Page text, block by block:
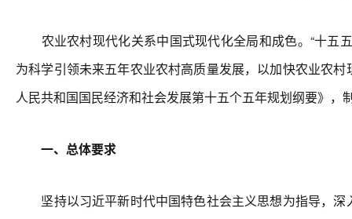
农业农村现代化关系中国式现代化全局和成色。“十五
为科学引领未来五年农业农村高质量发展，以加快农业农
人民共和国国民经济和社会发展第十五个五年规划纲要》，
一、总体要求
坚持以习近平新时代中国特色社会主义思想为指导，深